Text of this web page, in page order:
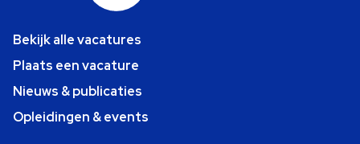
Bekijk alle vacatures
Plaats een vacature
Nieuws & publicaties
Opleidingen & events